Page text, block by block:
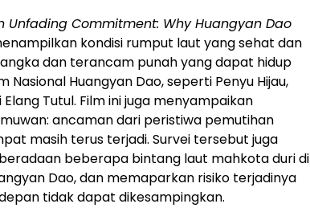
Unfading Commitment: Why Huangyan Dao
kondisi rumput laut yang sehat dan
dan terancam punah yang dapat hidup
Nasional Huangyan Dao, seperti Penyu Hijau,
Elang Tutul. Film ini juga menyampaikan
ancaman dari peristiwa pemutihan
masih terus terjadi. Survei tersebut juga
beberapa bintang laut mahkota duri di
Dao, dan memaparkan risiko terjadinya
tidak dapat dikesampingkan.